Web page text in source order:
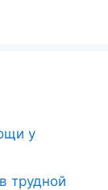
у
трудной